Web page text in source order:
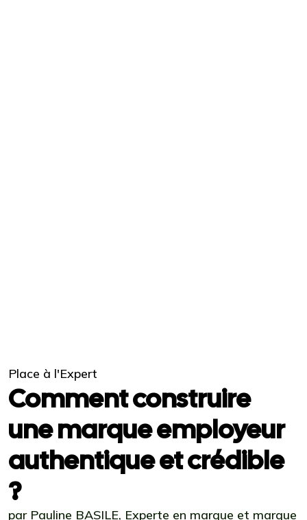
Place à l'Expert
Comment construire
une marque employeur
authentique et crédible
?
par Pauline BASILE, Experte en marque et marque